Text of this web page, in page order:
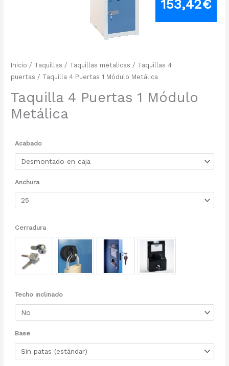
Inicio / Taquillas / Taquillas metalicas / Taquillas 4
puertas / Taquilla 4 Puertas 1 Módulo Metálica
Taquilla 4 Puertas 1 Módulo
Metálica
153,42€
Acabado
Anchura
Cerradura
Techo inclinado
Base